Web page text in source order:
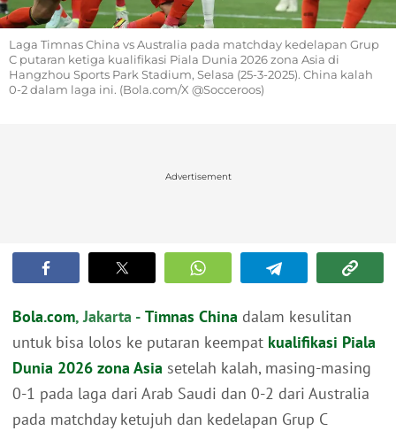
Laga Timnas China vs Australia pada matchday kedelapan Grup
C putaran ketiga kualifikasi Piala Dunia 2026 zona Asia di
Hangzhou Sports Park Stadium, Selasa (25-3-2025). China kalah
0-2 dalam laga ini. (Bola.com/X @Socceroos)
Advertisement
Bola.com, Jakarta - Timnas China dalam kesulitan
untuk bisa lolos ke putaran keempat kualifikasi Piala
Dunia 2026 zona Asia setelah kalah, masing-masing
0-1 pada laga dari Arab Saudi dan 0-2 dari Australia
pada matchday ketujuh dan kedelapan Grup C